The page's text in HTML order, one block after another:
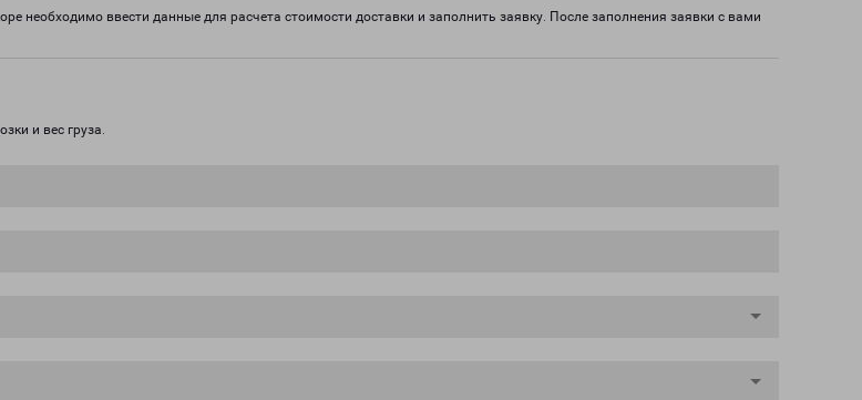
необходимо ввести данные для расчета стоимости доставки и заполнить заявку. После заполнения заявки с вами
и вес груза.